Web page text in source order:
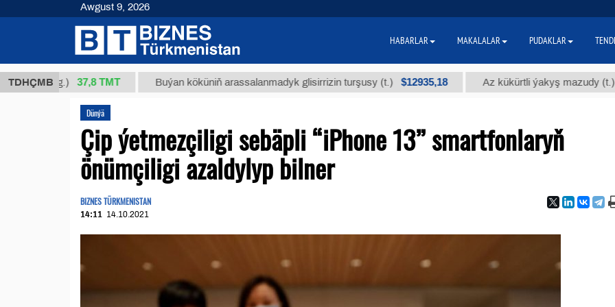
TDHÇMB
1 (kg.) 37,8 ТМТ Buýan köküniň arassalanmadyk glisirrizin turşusy (t.) $12935,18 Az kükürtli ýakyş mazudy (t.) $300
Dünýä
Çip ýetmezçiligi sebäpli “iPhone 13” smartfonlaryň
önümçiligi azaldylyp bilner
BIZNES TÜRKMENISTAN
14:11 14.10.2021
Awgust 9, 2026
HABARLAR MAKALALAR PUDAKLAR